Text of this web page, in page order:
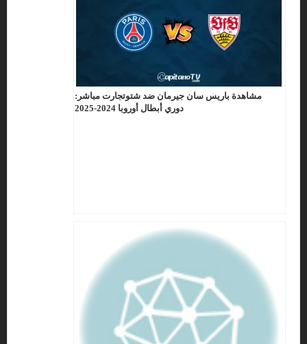
مشاهدة باريس سان جيرمان ضد شتوتجارت مباشر:
دوري أبطال أوروبا 2024-2025